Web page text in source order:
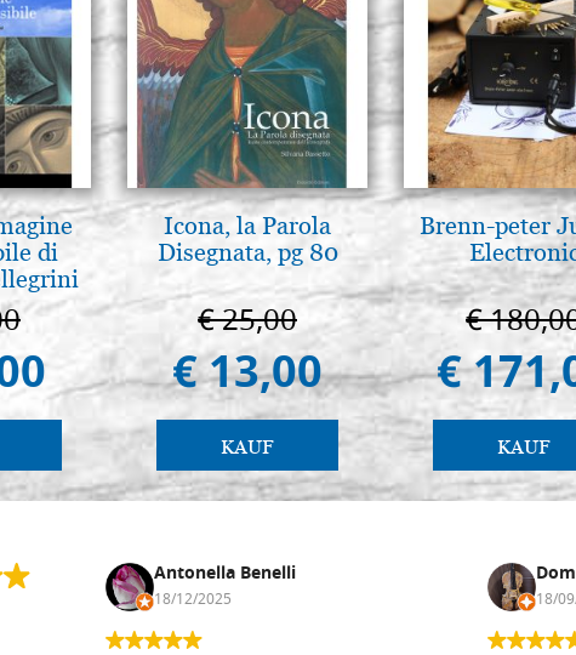
di
Icona, la Parola
Disegnata, pg 80
€ 25,00
€ 13,00
KAUF
Brenn-peter
€
€
KAUF
Antonella Benelli
18/12/2025 18/